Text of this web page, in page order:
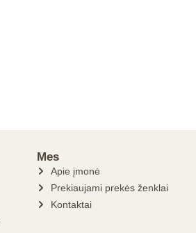
Mes
Apie įmonė
Prekiaujami prekės ženklai
Kontaktai